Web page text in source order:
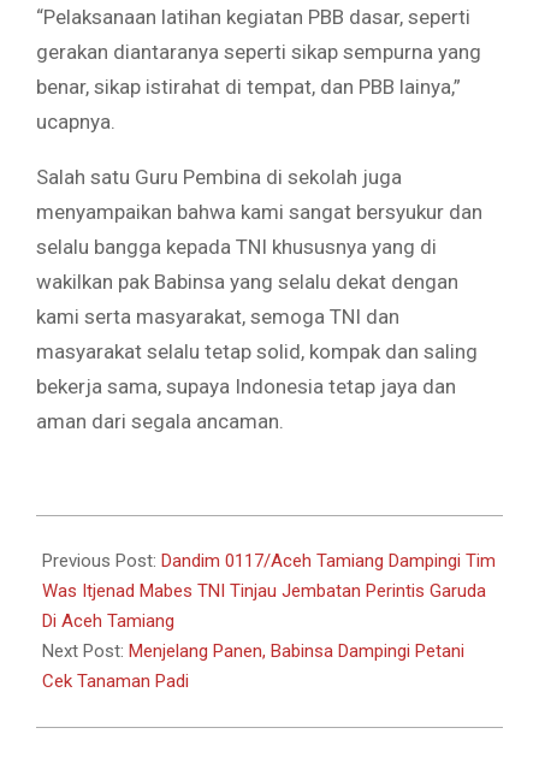
“Pelaksanaan latihan kegiatan PBB dasar, seperti
gerakan diantaranya seperti sikap sempurna yang
benar, sikap istirahat di tempat, dan PBB lainya,”
ucapnya.
Salah satu Guru Pembina di sekolah juga
menyampaikan bahwa kami sangat bersyukur dan
selalu bangga kepada TNI khususnya yang di
wakilkan pak Babinsa yang selalu dekat dengan
kami serta masyarakat, semoga TNI dan
masyarakat selalu tetap solid, kompak dan saling
bekerja sama, supaya Indonesia tetap jaya dan
aman dari segala ancaman.
05-
20
Previous Post: Dandim 0117/Aceh Tamiang Dampingi Tim
Was Itjenad Mabes TNI Tinjau Jembatan Perintis Garuda
Di Aceh Tamiang
Next Post: Menjelang Panen, Babinsa Dampingi Petani
Cek Tanaman Padi